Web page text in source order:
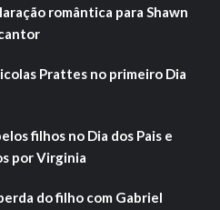
romântica para Shawn
Prattes no primeiro Dia
filhos no Dia dos Pais e
por Virginia
do filho com Gabriel